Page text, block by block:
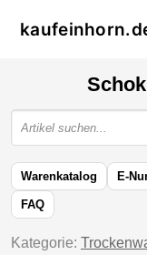
Warenkatalog E-
FAQ
Kategorie: